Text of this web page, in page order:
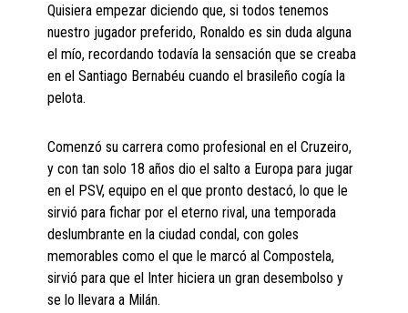
Quisiera empezar diciendo que, si todos tenemos
nuestro jugador preferido, Ronaldo es sin duda alguna
el mío, recordando todavía la sensación que se creaba
en el Santiago Bernabéu cuando el brasileño cogía la
pelota.
Comenzó su carrera como profesional en el Cruzeiro,
y con tan solo 18 años dio el salto a Europa para jugar
en el PSV, equipo en el que pronto destacó, lo que le
sirvió para fichar por el eterno rival, una temporada
deslumbrante en la ciudad condal, con goles
memorables como el que le marcó al Compostela,
sirvió para que el Inter hiciera un gran desembolso y
se lo llevara a Milán.